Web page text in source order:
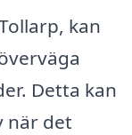
kan
Detta kan
när det